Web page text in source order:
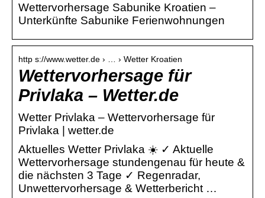
Wettervorhersage Sabunike Kroatien –
Unterkünfte Sabunike Ferienwohnungen
http s://www.wetter.de › … › Wetter Kroatien
Wettervorhersage für
Privlaka – Wetter.de
Wetter Privlaka – Wettervorhersage für
Privlaka | wetter.de
Aktuelles Wetter Privlaka ☀️ ✓ Aktuelle
Wettervorhersage stundengenau für heute &
die nächsten 3 Tage ✓ Regenradar,
Unwettervorhersage & Wetterbericht …